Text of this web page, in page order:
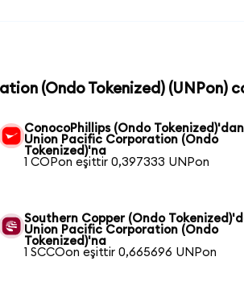
(Ondo Tokenized) (UNPon)
ConocoPhillips (Ondo Tokenized)'dan
Union Pacific Corporation (Ondo
Tokenized)'na
1 COPon eşittir 0,397333 UNPon
Southern Copper (Ondo
Union Pacific Corporation (Ondo
Tokenized)'na
1 SCCOon eşittir 0,665696 UNPon